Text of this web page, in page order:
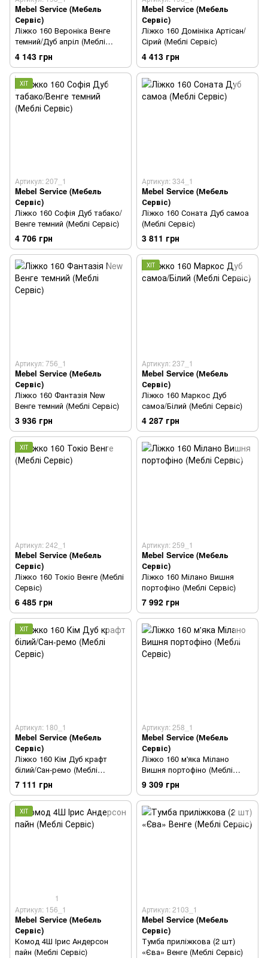
Mebel Service (Мебель
Сервіс)
Ліжко 160 Вероніка Венге
темний/Дуб апріл (Меблі
Сервіс)
4 143 грн
Mebel Service (Мебель
Сервіс)
Ліжко 160 Домініка Артісан/
Сірий (Меблі Сервіс)
4 413 грн
ХІТ
Артикул: 207_1
Mebel Service (Мебель
Сервіс)
Ліжко 160 Софія Дуб табако/
Венге темний (Меблі Сервіс)
4 706 грн
Артикул: 334_1
Mebel Service (Мебель
Сервіс)
Ліжко 160 Соната Дуб самоа
(Меблі Сервіс)
3 811 грн
Артикул: 756_1
Mebel Service (Мебель
Сервіс)
Ліжко 160 Фантазія New
Венге темний (Меблі Сервіс)
3 936 грн
ХІТ
Артикул: 237_1
Mebel Service (Мебель
Сервіс)
Ліжко 160 Маркос Дуб
самоа/Білий (Меблі Сервіс)
4 287 грн
ХІТ
Артикул: 242_1
Mebel Service (Мебель
Сервіс)
Ліжко 160 Токіо Венге (Меблі
Сервіс)
6 485 грн
Артикул: 259_1
Mebel Service (Мебель
Сервіс)
Ліжко 160 Мілано Вишня
портофіно (Меблі Сервіс)
7 992 грн
ХІТ
Артикул: 180_1
Mebel Service (Мебель
Сервіс)
Ліжко 160 Кім Дуб крафт
білий/Сан-ремо (Меблі
Сервіс)
7 111 грн
Артикул: 258_1
Mebel Service (Мебель
Сервіс)
Ліжко 160 м'яка Мілано
Вишня портофіно (Меблі
Сервіс)
9 309 грн
ХІТ
1
Артикул: 156_1
Mebel Service (Мебель
Сервіс)
Комод 4Ш Ірис Андерсон
пайн (Меблі Сервіс)
Артикул: 2103_1
Mebel Service (Мебель
Сервіс)
Тумба приліжкова (2 шт)
«Єва» Венге (Меблі Сервіс)